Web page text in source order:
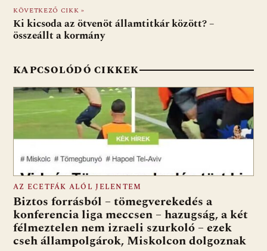
o
k
p
p
KÖVETKEZŐ CIKK »
Ki kicsoda az ötvenöt államtitkár között? –
összeállt a kormány
KAPCSOLÓDÓ CIKKEK
AZ ECETFÁK ALÓL JELENTEM
Biztos forrásból – tömegverekedés a
konferencia liga meccsen – hazugság, a két
félmeztelen nem izraeli szurkoló – ezek
cseh állampolgárok, Miskolcon dolgoznak